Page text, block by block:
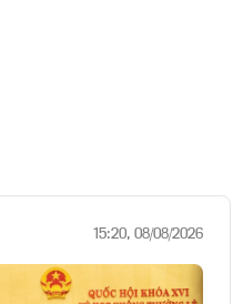
15:20, 08/08/2026